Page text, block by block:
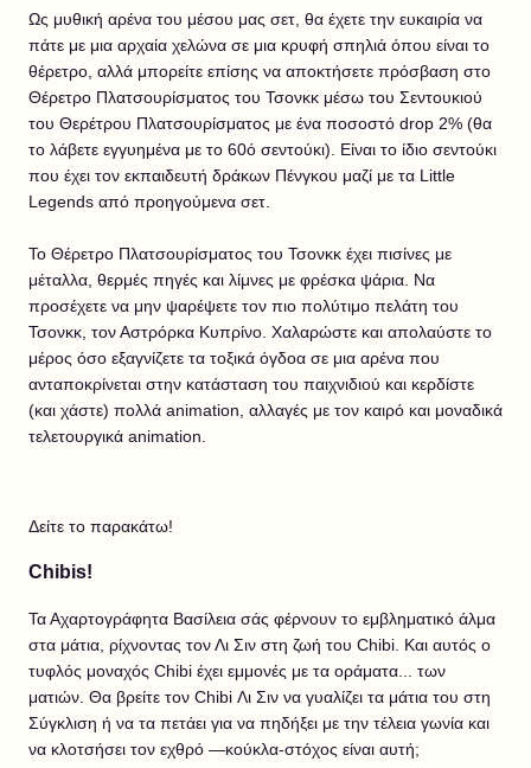
Ως μυθική αρένα του μέσου μας σετ, θα έχετε την ευκαιρία να
πάτε με μια αρχαία χελώνα σε μια κρυφή σπηλιά όπου είναι το
θέρετρο, αλλά μπορείτε επίσης να αποκτήσετε πρόσβαση στο
Θέρετρο Πλατσουρίσματος του Τσονκκ μέσω του Σεντουκιού
του Θερέτρου Πλατσουρίσματος με ένα ποσοστό drop 2% (θα
το λάβετε εγγυημένα με το 60ό σεντούκι). Είναι το ίδιο σεντούκι
που έχει τον εκπαιδευτή δράκων Πένγκου μαζί με τα Little
Legends από προηγούμενα σετ.
Το Θέρετρο Πλατσουρίσματος του Τσονκκ έχει πισίνες με
μέταλλα, θερμές πηγές και λίμνες με φρέσκα ψάρια. Να
προσέχετε να μην ψαρέψετε τον πιο πολύτιμο πελάτη του
Τσονκκ, τον Αστρόρκα Κυπρίνο. Χαλαρώστε και απολαύστε το
μέρος όσο εξαγνίζετε τα τοξικά όγδοα σε μια αρένα που
ανταποκρίνεται στην κατάσταση του παιχνιδιού και κερδίστε
(και χάστε) πολλά animation, αλλαγές με τον καιρό και μοναδικά
τελετουργικά animation.
Δείτε το παρακάτω!
Chibis!
Τα Αχαρτογράφητα Βασίλεια σάς φέρνουν το εμβληματικό άλμα
στα μάτια, ρίχνοντας τον Λι Σιν στη ζωή του Chibi. Και αυτός ο
τυφλός μοναχός Chibi έχει εμμονές με τα οράματα... των
ματιών. Θα βρείτε τον Chibi Λι Σιν να γυαλίζει τα μάτια του στη
Σύγκλιση ή να τα πετάει για να πηδήξει με την τέλεια γωνία και
να κλοτσήσει τον εχθρό —κούκλα-στόχος είναι αυτή;